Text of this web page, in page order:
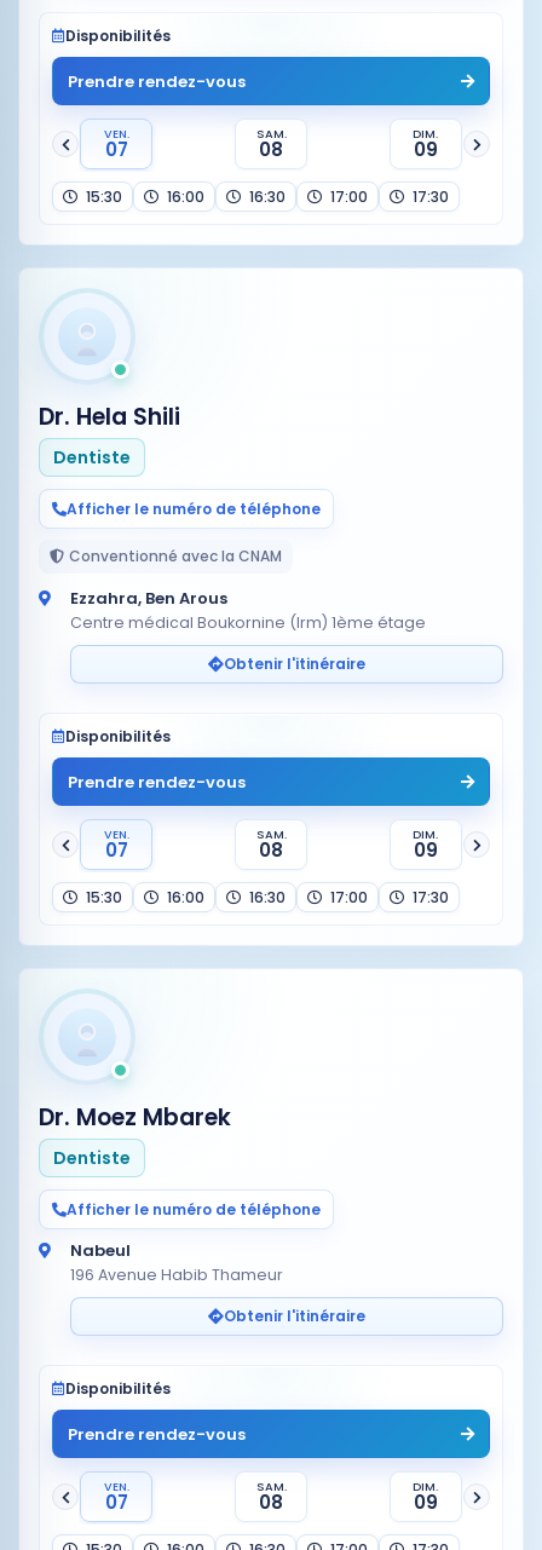
Disponibilités
Prendre rendez-vous
VEN.
07
SAM.
08
DIM.
09
15:30 16:00 16:30 17:00 17:30
Dr. Hela Shili
Dentiste
Afficher le numéro de téléphone
Conventionné avec la CNAM
Ezzahra, Ben Arous
Centre médical Boukornine (Irm) 1ème étage
Obtenir l'itinéraire
Disponibilités
Prendre rendez-vous
VEN.
07
SAM.
08
DIM.
09
15:30 16:00 16:30 17:00 17:30
Dr. Moez Mbarek
Dentiste
Afficher le numéro de téléphone
Nabeul
196 Avenue Habib Thameur
Obtenir l'itinéraire
Disponibilités
Prendre rendez-vous
VEN.
07
SAM.
08
DIM.
09